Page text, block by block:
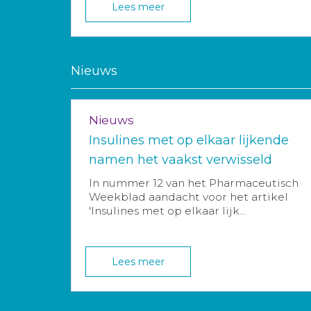
Lees meer
Nieuws
Nieuws
Insulines met op elkaar lijkende
namen het vaakst verwisseld
In nummer 12 van het Pharmaceutisch
Weekblad aandacht voor het artikel
'Insulines met op elkaar lijk...
Lees meer